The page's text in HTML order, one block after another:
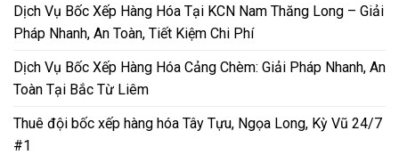
Dịch Vụ Bốc Xếp Hàng Hóa Tại KCN Nam Thăng Long – Giải
Pháp Nhanh, An Toàn, Tiết Kiệm Chi Phí
Dịch Vụ Bốc Xếp Hàng Hóa Cảng Chèm: Giải Pháp Nhanh, An
Toàn Tại Bắc Từ Liêm
Thuê đội bốc xếp hàng hóa Tây Tựu, Ngọa Long, Kỳ Vũ 24/7
#1